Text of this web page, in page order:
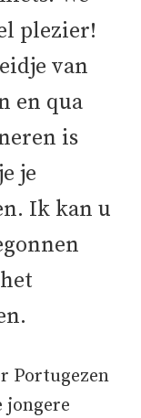
plezier!
van
en qua
is
je
Ik kan u
Portugezen
jongere